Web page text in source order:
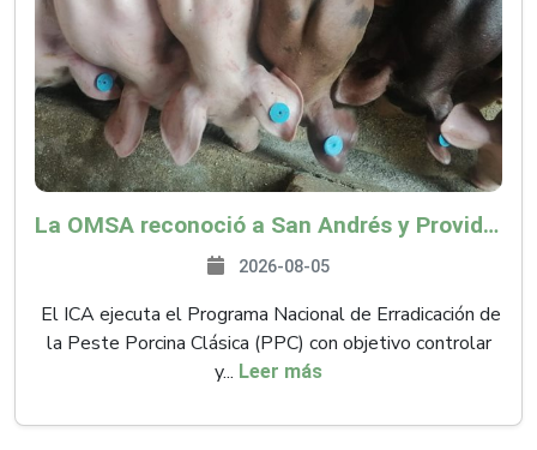
La OMSA reconoció a San Andrés y Providencia como zona libre de Peste Porcina Clásica (PPC)
2026-08-05
El ICA ejecuta el Programa Nacional de Erradicación de
la Peste Porcina Clásica (PPC) con objetivo controlar
y... Leer más